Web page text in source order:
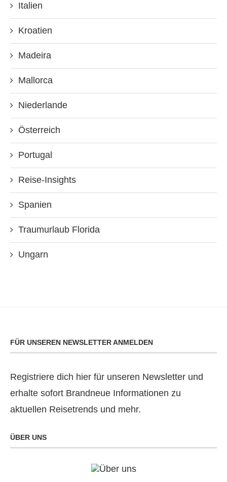
Italien
Kroatien
Madeira
Mallorca
Niederlande
Österreich
Portugal
Reise-Insights
Spanien
Traumurlaub Florida
Ungarn
FÜR UNSEREN NEWSLETTER ANMELDEN
Registriere dich hier für unseren Newsletter und
erhalte sofort Brandneue Informationen zu
aktuellen Reisetrends und mehr.
ÜBER UNS